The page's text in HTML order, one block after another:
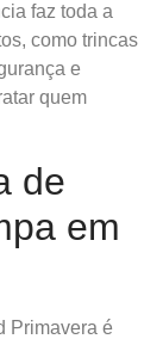
faz toda a
como trincas
e
quem
de
em
Primavera é